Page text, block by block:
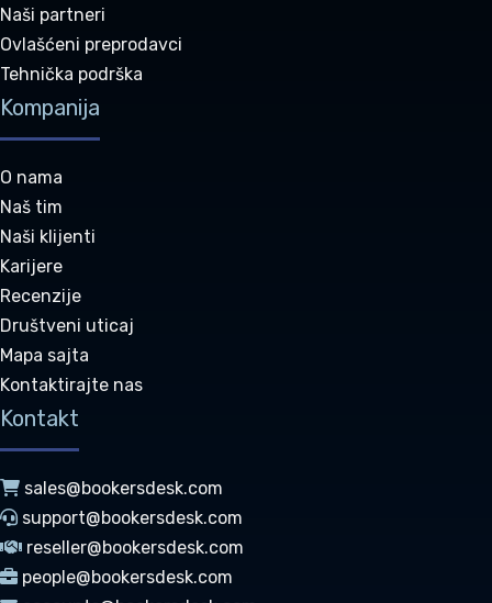
Naši partneri
Ovlašćeni preprodavci
Tehnička podrška
Kompanija
O nama
Naš tim
Naši klijenti
Karijere
Recenzije
Društveni uticaj
Mapa sajta
Kontaktirajte nas
Kontakt
sales@bookersdesk.com
support@bookersdesk.com
reseller@bookersdesk.com
people@bookersdesk.com